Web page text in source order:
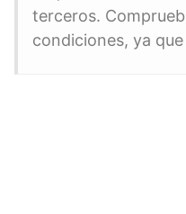
terceros.
condiciones, ya